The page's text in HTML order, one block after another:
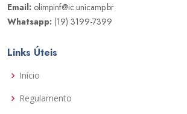
Email: olimpinf@ic.unicamp.br
Whatsapp: (19) 3199-7399
Links Úteis
Início
Regulamento